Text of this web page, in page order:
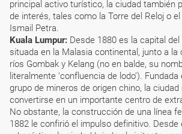
principal activo turístico, la ciudad también
de interés, tales como la Torre del Reloj o
Ismail Petra.
Kuala Lumpur: Desde 1880 es la capital del
situada en la Malasia continental, junto a la
ríos Gombak y Kelang (no en balde, su
literalmente ‘confluencia de lodo’).
grupo de mineros de origen chino, la
convertirse en un importante centro de
No obstante, la construcción de una línea
1882 le confirió el impulso definitivo. Desde